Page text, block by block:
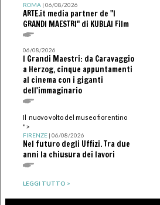
ROMA| 06/08/2026
ARTE.it media partner de "I
GRANDI MAESTRI" di KUBLAI Film
06/08/2026
I Grandi Maestri: da Caravaggio
a Herzog, cinque appuntamenti
al cinema con i giganti
dell'immaginario
Il nuovo volto del museo fiorentino
">
FIRENZE| 06/08/2026
Nel futuro degli Uffizi. Tra due
anni la chiusura dei lavori
LEGGI TUTTO >